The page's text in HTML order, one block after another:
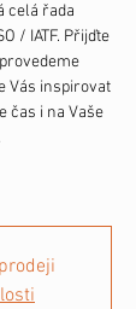
celá řada
/ IATF. Přijďte
Vás inspirovat
čas i na Vaše